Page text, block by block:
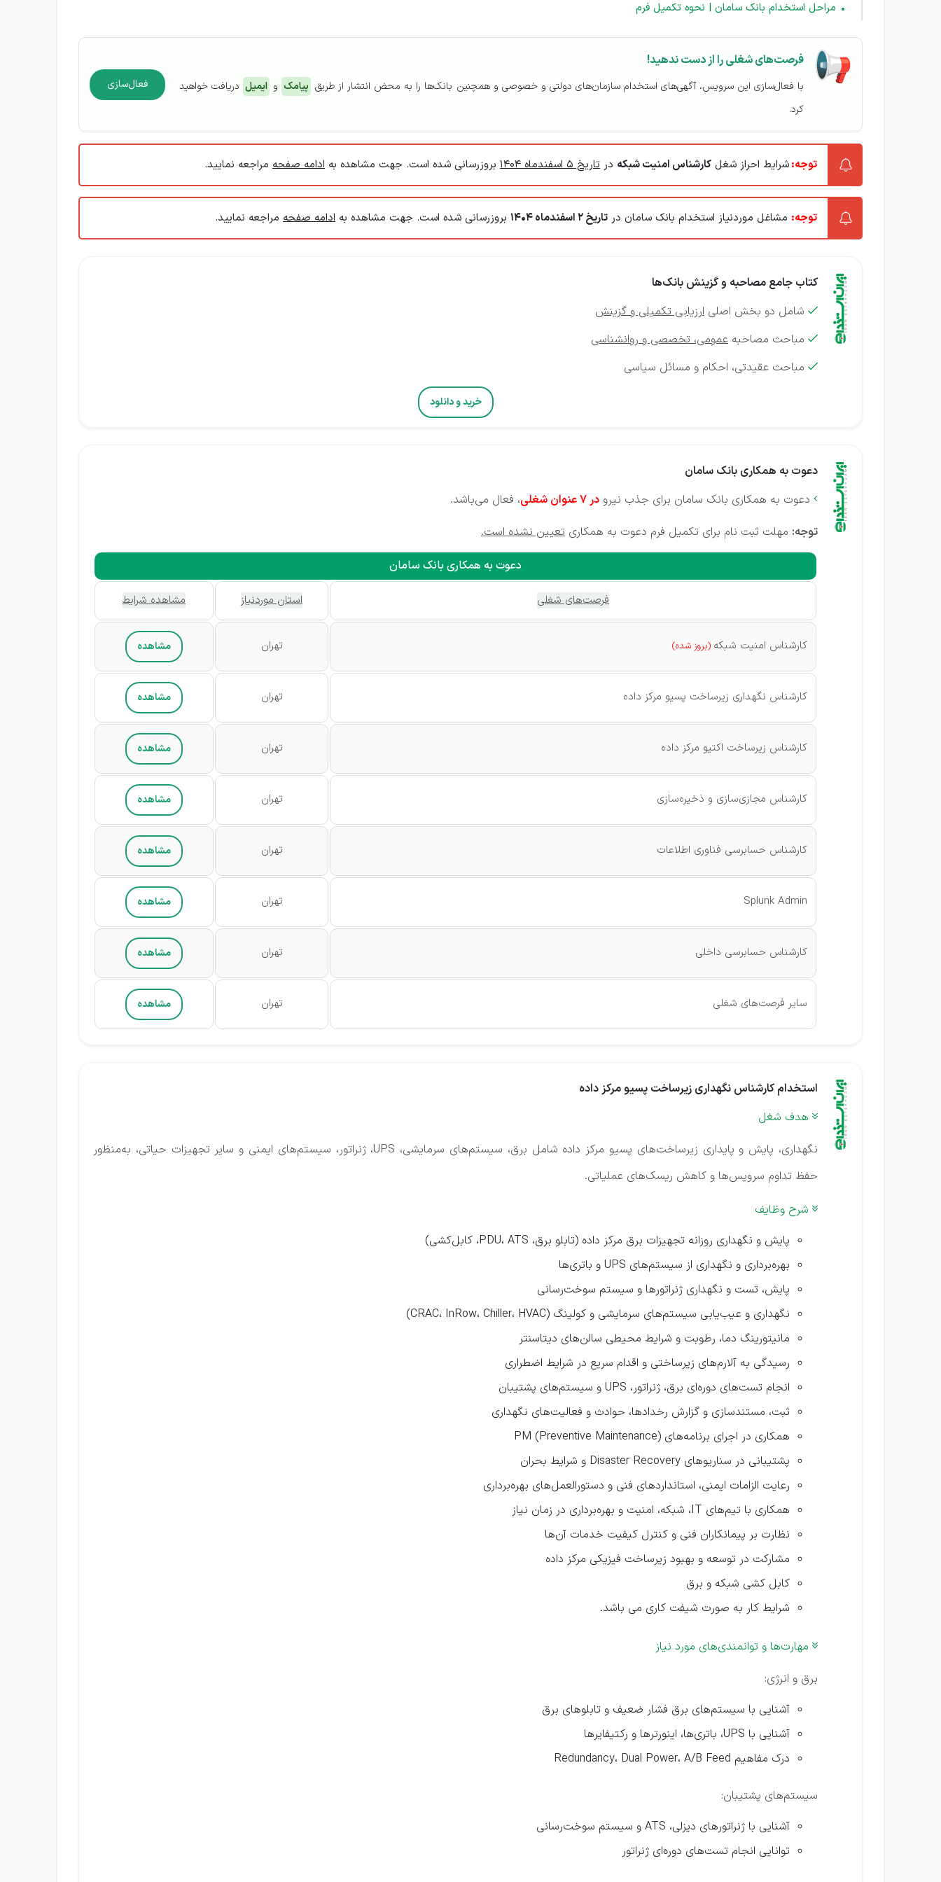
مراحل استخدام بانک سامان | نحوه تکمیل فرم
فرصت‌های شغلی را از دست ندهید!
با فعال‌سازی این سرویس، آگهی‌های استخدام سازمان‌های دولتی و خصوصی و همچنین بانک‌ها را به محض انتشار از طریق پیامک و ایمیل دریافت خواهید
کرد.
فعال‌سازی
توجه:شرایط احراز شغل کارشناس امنیت شبکه در تاریخ 5 اسفندماه 1404 بروزرسانی شده است. جهت مشاهده به ادامه صفحه مراجعه نمایید.
توجه: مشاغل موردنیاز استخدام بانک سامان در تاریخ 2 اسفندماه 1404 بروزرسانی شده است. جهت مشاهده به ادامه صفحه مراجعه نمایید.
کتاب جامع مصاحبه و گزینش بانک‌ها
 شامل دو بخش اصلی ارزیابی تکمیلی و گزینش
 مباحث مصاحبه عمومی، تخصصی و روانشناسی
 مباحث عقیدتی، احکام و مسائل سیاسی
خرید و دانلود
دعوت به همکاری بانک سامان
 دعوت به همکاری بانک سامان برای جذب نیرو در 7 عنوان شغلی
، فعال می‌باشد.
توجه: مهلت ثبت نام برای تکمیل فرم دعوت به همکاری تعیین نشده است.
دعوت به همکاری بانک سامان
فرصت‌های شغلی استان موردنیاز مشاهده شرایط
کارشناس امنیت شبکه (بروز شده) تهران مشاهده
کارشناس نگهداری زیرساخت پسیو مرکز داده تهران مشاهده
کارشناس زیرساخت اکتیو مرکز داده تهران مشاهده
کارشناس مجازی‌سازی و ذخیره‌سازی تهران مشاهده
کارشناس حسابرسی فناوری اطلاعات تهران مشاهده
Splunk Admin تهران مشاهده
کارشناس حسابرسی داخلی تهران مشاهده
سایر فرصت‌های شغلی تهران مشاهده
استخدام کارشناس نگهداری زیرساخت پسیو مرکز داده
 هدف شغل
نگهداری، پایش و پایداری زیرساخت‌های پسیو مرکز داده شامل برق، سیستم‌های سرمایشی، UPS، ژنراتور، سیستم‌های ایمنی و سایر تجهیزات حیاتی، به‌منظور
حفظ تداوم سرویس‌ها و کاهش ریسک‌های عملیاتی.
 شرح وظایف
پایش و نگهداری روزانه تجهیزات برق مرکز داده (تابلو برق، PDU، ATS، کابل‌کشی)
بهره‌برداری و نگهداری از سیستم‌های UPS و باتری‌ها
پایش، تست و نگهداری ژنراتورها و سیستم سوخت‌رسانی
نگهداری و عیب‌یابی سیستم‌های سرمایشی و کولینگ (CRAC، InRow، Chiller، HVAC)
مانیتورینگ دما، رطوبت و شرایط محیطی سالن‌های دیتاسنتر
رسیدگی به آلارم‌های زیرساختی و اقدام سریع در شرایط اضطراری
انجام تست‌های دوره‌ای برق، ژنراتور، UPS و سیستم‌های پشتیبان
ثبت، مستندسازی و گزارش رخدادها، حوادث و فعالیت‌های نگهداری
همکاری در اجرای برنامه‌های PM (Preventive Maintenance)
پشتیبانی در سناریوهای Disaster Recovery و شرایط بحران
رعایت الزامات ایمنی، استانداردهای فنی و دستورالعمل‌های بهره‌برداری
همکاری با تیم‌های IT، شبکه، امنیت و بهره‌برداری در زمان نیاز
نظارت بر پیمانکاران فنی و کنترل کیفیت خدمات آن‌ها
مشارکت در توسعه و بهبود زیرساخت فیزیکی مرکز داده
کابل کشی شبکه و برق
شرایط کار به صورت شیفت کاری می باشد.
 مهارت‌ها و توانمندی‌های مورد نیاز
برق و انرژی:
آشنایی با سیستم‌های برق فشار ضعیف و تابلوهای برق
آشنایی با UPS، باتری‌ها، اینورترها و رکتیفایرها
درک مفاهیم Redundancy، Dual Power، A/B Feed
سیستم‌های پشتیبان:
آشنایی با ژنراتورهای دیزلی، ATS و سیستم سوخت‌رسانی
توانایی انجام تست‌های دوره‌ای ژنراتور